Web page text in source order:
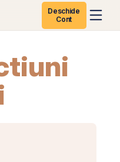
Deschide
Cont